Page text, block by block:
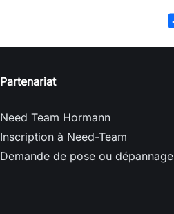
Partenariat
Need Team Hormann
Inscription à Need-Team
Demande de pose ou dépannage